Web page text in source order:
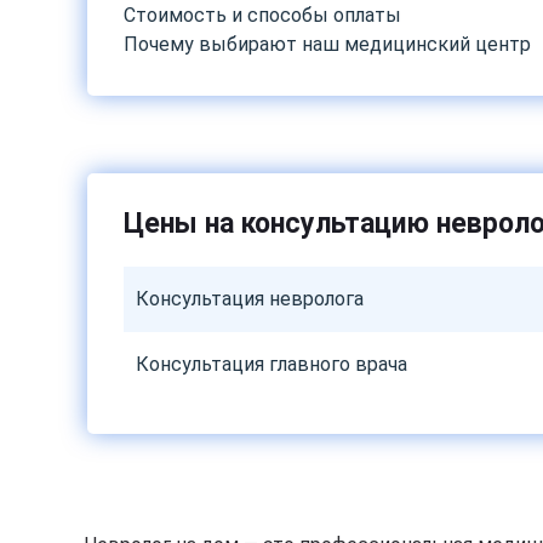
Стоимость и способы оплаты
Почему выбирают наш медицинский центр
Цены на консультацию
Консультация невролога
Консультация главного врача